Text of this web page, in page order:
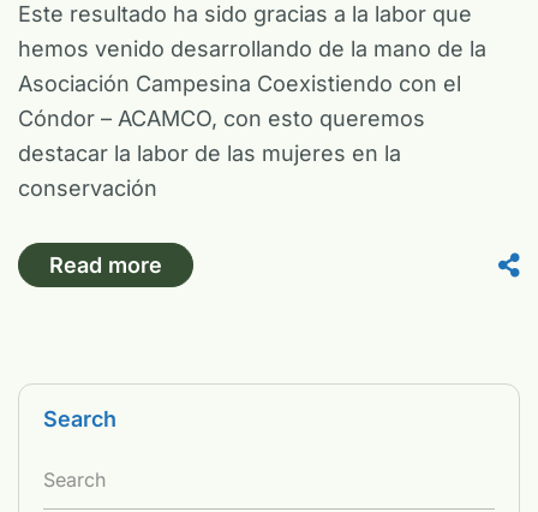
Este resultado ha sido gracias a la labor que
hemos venido desarrollando de la mano de la
Asociación Campesina Coexistiendo con el
Cóndor – ACAMCO, con esto queremos
destacar la labor de las mujeres en la
conservación
Read more
Search